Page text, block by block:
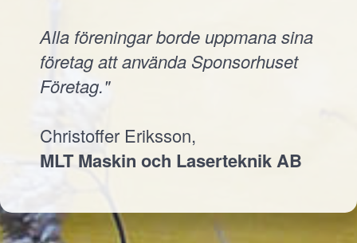
Alla föreningar borde uppmana sina
företag att använda Sponsorhuset
Företag."
Christoffer Eriksson,
MLT Maskin och Laserteknik AB